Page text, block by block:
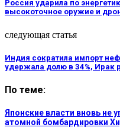
Россия ударила по
высокоточное оружие и
следующая статья
Индия сократила импорт
удержала долю в 34%, Ирак
По теме:
Японские власти вновь
атомной бомбардировки